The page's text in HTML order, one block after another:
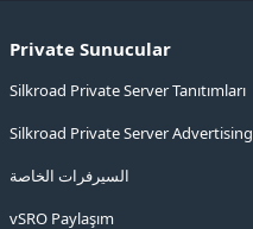
Private Sunucular
Silkroad Private Server Tanıtımları
Silkroad Private Server Advertising
السيرفرات الخاصة
vSRO Paylaşım